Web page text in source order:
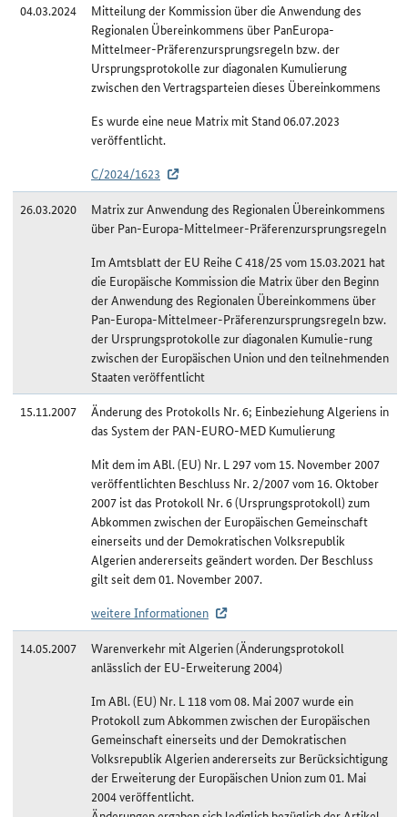
04.03.2024
Mitteilung der Kommission über die Anwendung des
Regionalen Übereinkommens über PanEuropa-
Mittelmeer-Präferenzursprungsregeln bzw. der
Ursprungsprotokolle zur diagonalen Kumulierung
zwischen den Vertragsparteien dieses Übereinkommens
Es wurde eine neue Matrix mit Stand 06.07.2023
veröffentlicht.
C/2024/1623
26.03.2020
Matrix zur Anwendung des Regionalen Übereinkommens
über Pan-Europa-Mittelmeer-Präferenzursprungsregeln
Im Amtsblatt der EU Reihe C 418/25 vom 15.03.2021 hat
die Europäische Kommission die Matrix über den Beginn
der Anwendung des Regionalen Übereinkommens über
Pan-Europa-Mittelmeer-Präferenzursprungsregeln bzw.
der Ursprungsprotokolle zur diagonalen Kumulie-rung
zwischen der Europäischen Union und den teilnehmenden
Staaten veröffentlicht
15.11.2007
Änderung des Protokolls Nr. 6; Einbeziehung Algeriens in
das System der PAN-EURO-MED Kumulierung
Mit dem im ABl. (EU) Nr. L 297 vom 15. November 2007
veröffentlichten Beschluss Nr. 2/2007 vom 16. Oktober
2007 ist das Protokoll Nr. 6 (Ursprungsprotokoll) zum
Abkommen zwischen der Europäischen Gemeinschaft
einerseits und der Demokratischen Volksrepublik
Algerien andererseits geändert worden. Der Beschluss
gilt seit dem 01. November 2007.
weitere Informationen
14.05.2007
Warenverkehr mit Algerien (Änderungsprotokoll
anlässlich der EU-Erweiterung 2004)
Im ABl. (EU) Nr. L 118 vom 08. Mai 2007 wurde ein
Protokoll zum Abkommen zwischen der Europäischen
Gemeinschaft einerseits und der Demokratischen
Volksrepublik Algerien andererseits zur Berücksichtigung
der Erweiterung der Europäischen Union zum 01. Mai
2004 veröffentlicht.